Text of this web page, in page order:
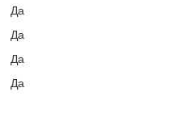
Да
Да
Да
Да